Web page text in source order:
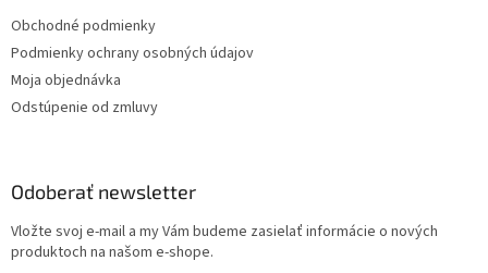
s
Obchodné podmienky
Podmienky ochrany osobných údajov
Moja objednávka
Odstúpenie od zmluvy
Odoberať newsletter
Vložte svoj e-mail a my Vám budeme zasielať informácie o nových
produktoch na našom e-shope.